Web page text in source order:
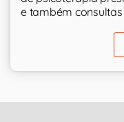
e também